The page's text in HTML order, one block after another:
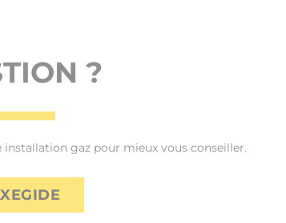
?
gaz pour mieux vous conseiller.